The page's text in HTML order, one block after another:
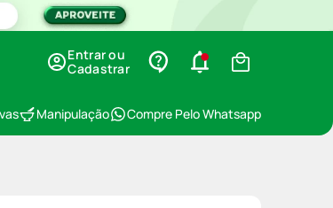
Entrar ou
Cadastrar
Manipulação Compre Pelo Whatsapp